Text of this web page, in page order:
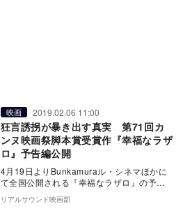
映画 2019.02.06 11:00
狂言誘拐が暴き出す真実 第71回カ
ンヌ映画祭脚本賞受賞作『幸福なラザ
ロ』予告編公開
4月19日よりBunkamuraル・シネマほかに
て全国公開される『幸福なラザロ』の予告
編が公開された。 第71回カンヌ国際映…
リアルサウンド映画部